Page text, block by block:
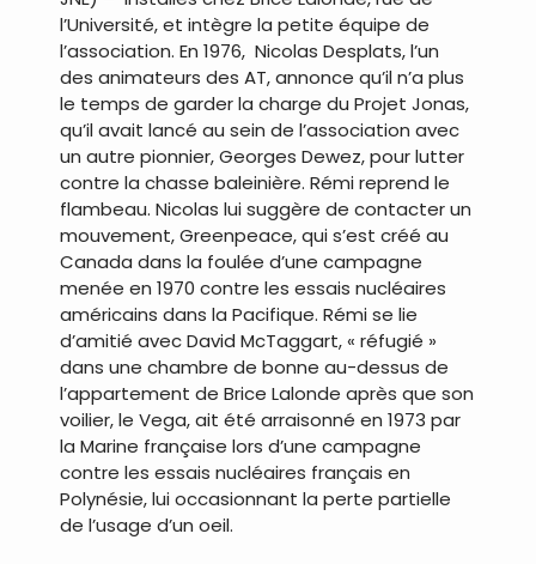
l’Université, et intègre la petite équipe de
l’association. En 1976, Nicolas Desplats, l’un
des animateurs des AT, annonce qu’il n’a plus
le temps de garder la charge du Projet Jonas,
qu’il avait lancé au sein de l’association avec
un autre pionnier, Georges Dewez, pour lutter
contre la chasse baleinière. Rémi reprend le
flambeau. Nicolas lui suggère de contacter un
mouvement, Greenpeace, qui s’est créé au
Canada dans la foulée d’une campagne
menée en 1970 contre les essais nucléaires
américains dans la Pacifique. Rémi se lie
d’amitié avec David McTaggart, « réfugié »
dans une chambre de bonne au-dessus de
l’appartement de Brice Lalonde après que son
voilier, le Vega, ait été arraisonné en 1973 par
la Marine française lors d’une campagne
contre les essais nucléaires français en
Polynésie, lui occasionnant la perte partielle
de l’usage d’un oeil.